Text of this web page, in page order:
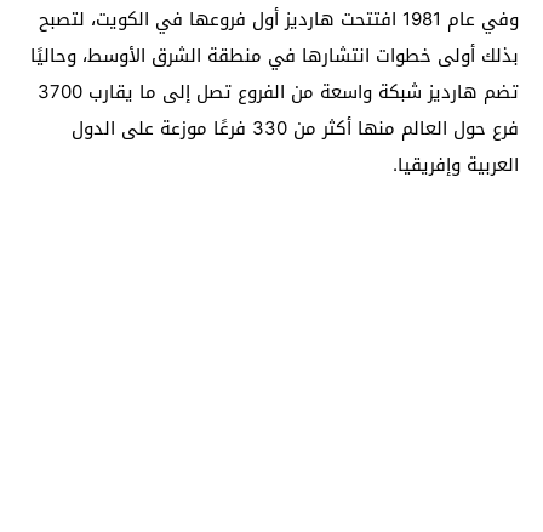
وفي عام 1981 افتتحت هارديز أول فروعها في الكويت، لتصبح
بذلك أولى خطوات انتشارها في منطقة الشرق الأوسط، وحاليًا
تضم هارديز شبكة واسعة من الفروع تصل إلى ما يقارب 3700
فرع حول العالم منها أكثر من 330 فرعًا موزعة على الدول
العربية وإفريقيا.